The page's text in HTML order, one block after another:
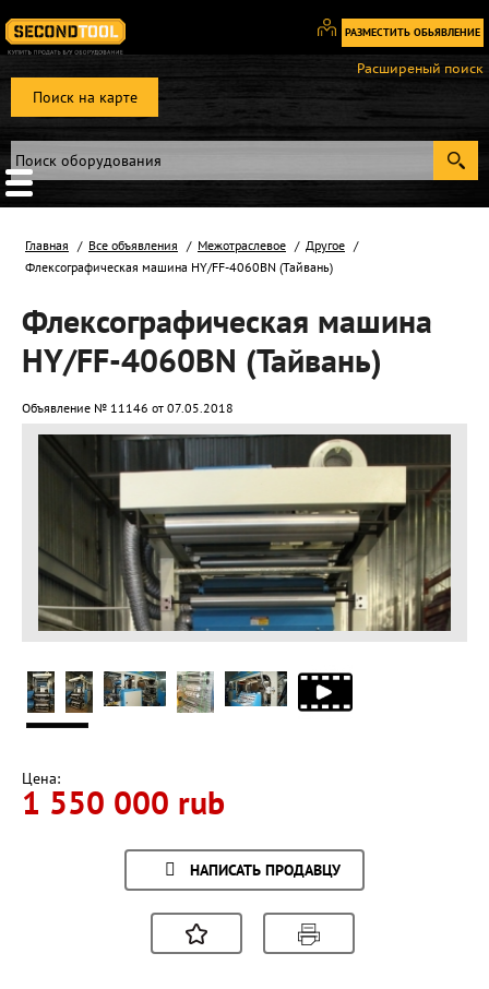
РАЗМЕСТИТЬ ОБЬЯВЛЕНИЕ
Вход
Регистрация
Поиск на карте
Расширеный поиск
Главная Все объявления Межотраслевое
Другое
Флексографическая машина HY/FF-4060BN (Тайвань)
Флексографическая машина
HY/FF-4060BN (Тайвань)
Объявление № 11146 от 07.05.2018
Цена:
1 550 000 rub
НАПИСАТЬ ПРОДАВЦУ